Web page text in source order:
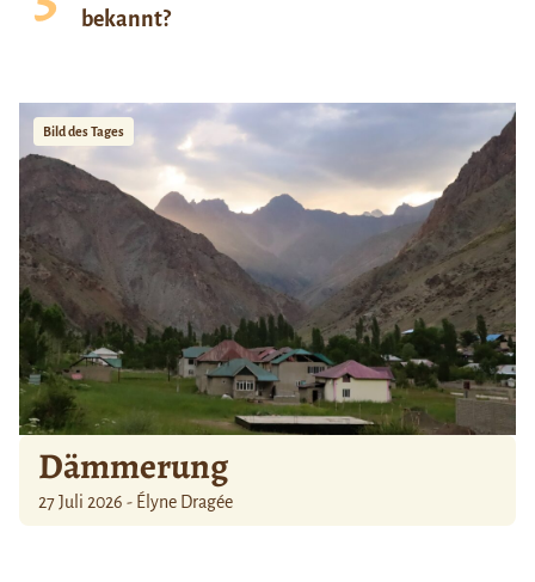
bekannt?
Bild des Tages
Dämmerung
27 Juli 2026 - Élyne Dragée